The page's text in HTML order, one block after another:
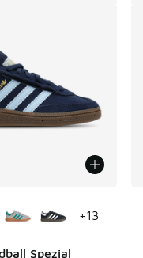
Spezial
+13